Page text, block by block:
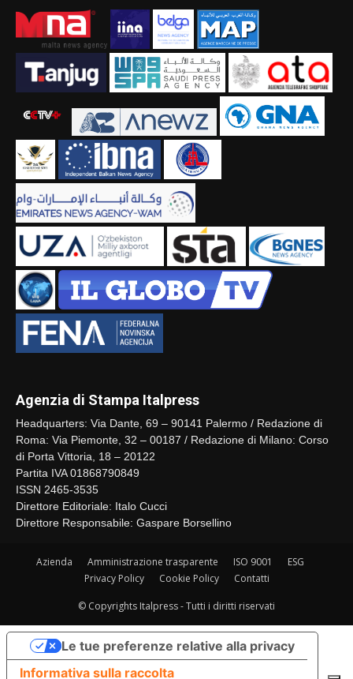
Agenzia di Stampa Italpress
Headquarters: Via Dante, 69 – 90141 Palermo / Redazione di
Roma: Via Piemonte, 32 – 00187 / Redazione di Milano: Corso
di Porta Vittoria, 18 – 20122
Partita IVA 01868790849
ISSN 2465-3535
Direttore Editoriale: Italo Cucci
Direttore Responsabile: Gaspare Borsellino
Azienda Amministrazione trasparente ISO 9001
ESG
Privacy Policy
Cookie Policy Contatti
© Copyrights Italpress - Tutti i diritti riservati
Informativa sulla raccolta
Le tue preferenze relative alla privacy